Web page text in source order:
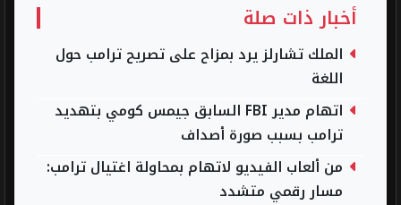
أخبار ذات صلة
الملك تشارلز يرد بمزاح على تصريح ترامب حول
اللغة
اتهام مدير FBI السابق جيمس كومي بتهديد
ترامب بسبب صورة أصداف
من ألعاب الفيديو لاتهام بمحاولة اغتيال ترامب:
مسار رقمي متشدد